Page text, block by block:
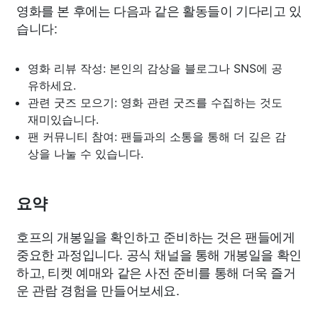
영화를 본 후에는 다음과 같은 활동들이 기다리고 있
습니다:
영화 리뷰 작성: 본인의 감상을 블로그나 SNS에 공
유하세요.
관련 굿즈 모으기: 영화 관련 굿즈를 수집하는 것도
재미있습니다.
팬 커뮤니티 참여: 팬들과의 소통을 통해 더 깊은 감
상을 나눌 수 있습니다.
요약
호프의 개봉일을 확인하고 준비하는 것은 팬들에게
중요한 과정입니다. 공식 채널을 통해 개봉일을 확인
하고, 티켓 예매와 같은 사전 준비를 통해 더욱 즐거
운 관람 경험을 만들어보세요.